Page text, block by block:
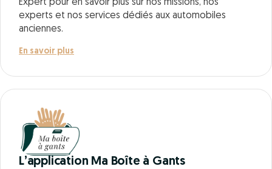
Expert pour en savoir plus sur nos missions, nos
experts et nos services dédiés aux automobiles
anciennes.
En savoir plus
L’application Ma Boîte à Gants